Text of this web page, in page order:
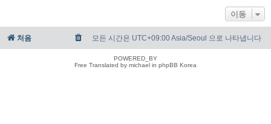
이동
처음 모든 시간은 UTC+09:00 Asia/Seoul 으로 나타냅니다
POWERED_BY
Free Translated by michael in phpBB Korea